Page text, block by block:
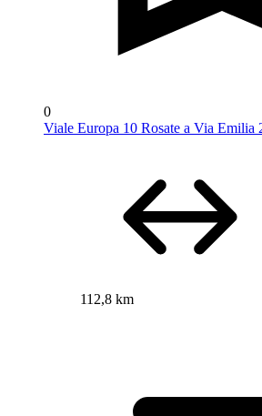
0
Viale Europa 10 Rosate a Via Emilia
112,8 km